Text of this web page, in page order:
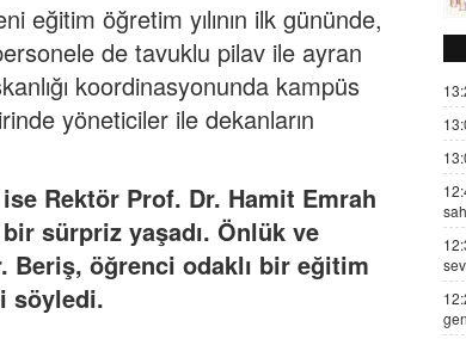
eğitim öğretim yılının ilk gününde,
de tavuklu pilav ile ayran
koordinasyonunda kampüs
yöneticiler ile dekanların
Rektör Prof. Dr. Hamit Emrah
sürpriz yaşadı. Önlük ve
Beriş, öğrenci odaklı bir eğitim
söyledi.